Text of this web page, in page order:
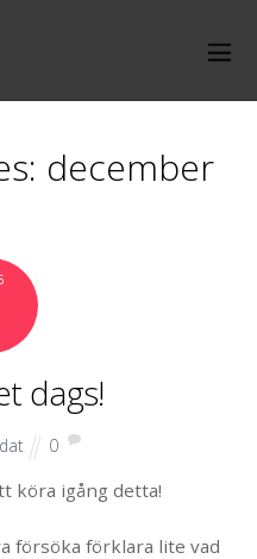
december
dags!
0
köra igång detta!
försöka förklara lite vad